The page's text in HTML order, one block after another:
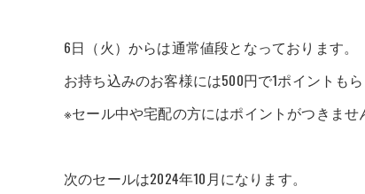
6日（火）からは通常値段となっております。
お持ち込みのお客様には500円で1ポイントも
※セール中や宅配の方にはポイントがつきませ
次のセールは2024年10月になります。